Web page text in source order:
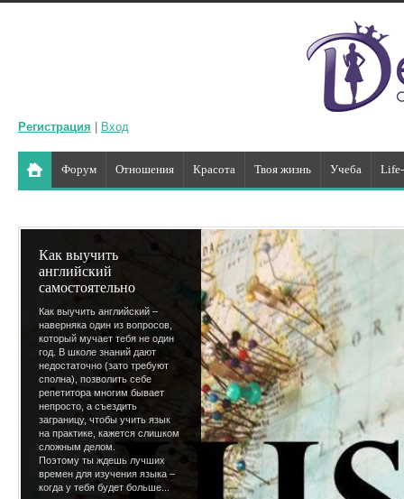
Регистрация Вход
Форум Отношения Красота Твоя жизнь Учеба
Как выучить
английский
самостоятельно
Как выучить английский –
наверняка один из вопросов,
который мучает тебя не один
год. В школе знаний дают
недостаточно (зато требуют
сполна), позволить себе
репетитора многим бывает
непросто, а съездить
заграницу, чтобы учить язык
на практике, кажется слишком
сложным делом.
Поэтому ты ждешь лучших
времен для изучения языка –
когда у тебя будет больше...